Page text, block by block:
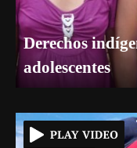
Derechos
adolescentes